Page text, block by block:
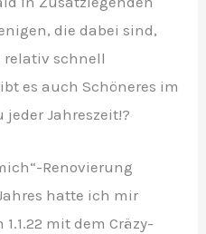
die dabei sind,
relativ schnell
es auch Schöneres im
Jahreszeit!?
Renovierung
hatte ich mir
mit dem Cräzy-